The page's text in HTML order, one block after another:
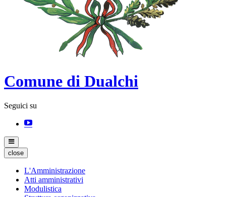
Comune di Dualchi
Seguici su
close
L'Amministrazione
Atti amministrativi
Modulistica